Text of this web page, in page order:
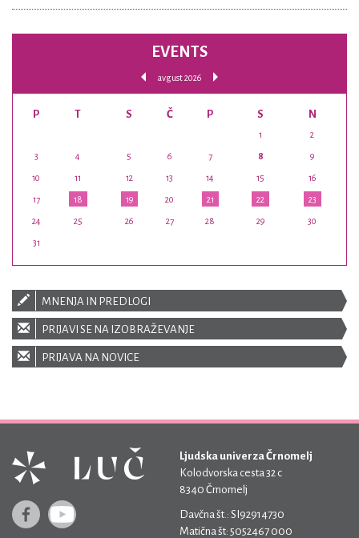
EVENTS
avgust 2026
P T S Č P S N
1 2
3 4 5 6 7 8 9
10 11 12 13 14 15 16
17 18 19 20 21 22 23
24 25 26 27 28 29 30
31
MNENJA IN PREDLOGI
PRIJAVI SE NA IZOBRAŽEVANJE
PRIJAVA NA NOVICE
Ljudska univerza Črnomelj
Kolodvorska cesta 32 c
8340 Črnomelj
Davčna št.: SI92914730
Matična št: 5052467 000